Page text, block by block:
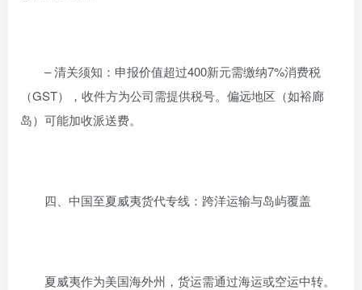
– 清关须知：申报价值超过400新元需缴纳7%消费税
（GST），收件方为公司需提供税号。偏远地区（如裕廊
岛）可能加收派送费。
四、中国至夏威夷货代专线：跨洋运输与岛屿覆盖
夏威夷作为美国海外州，货运需通过海运或空运中转。